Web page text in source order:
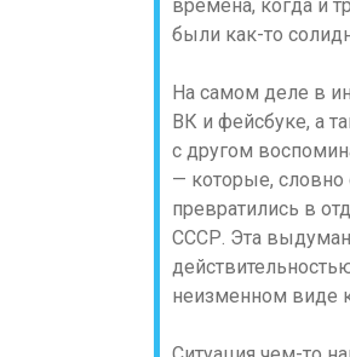
времена, когда и
были как-то
На самом деле в
ВК и фейсбуке, а
с другом
— которые, словно
превратились в
СССР. Эта
неизменном виде